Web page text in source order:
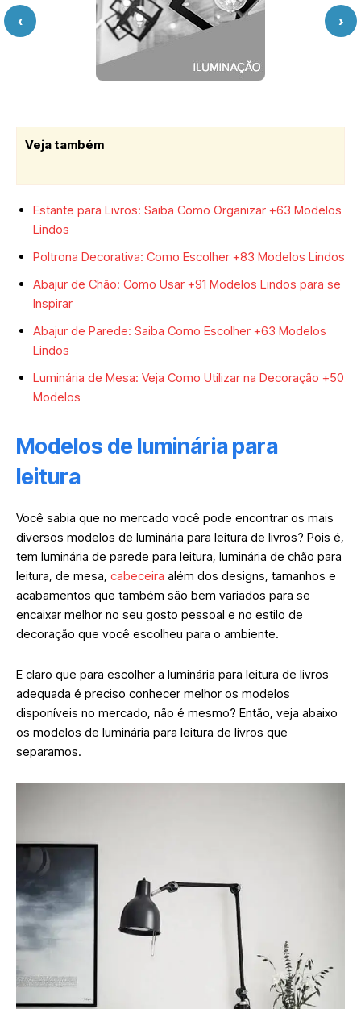
‹ ›
Veja também
Estante para Livros: Saiba Como Organizar +63 Modelos
Lindos
Poltrona Decorativa: Como Escolher +83 Modelos Lindos
Abajur de Chão: Como Usar +91 Modelos Lindos para se
Inspirar
Abajur de Parede: Saiba Como Escolher +63 Modelos
Lindos
Luminária de Mesa: Veja Como Utilizar na Decoração +50
Modelos
Modelos de luminária para
leitura
Você sabia que no mercado você pode encontrar os mais
diversos modelos de luminária para leitura de livros? Pois é,
tem luminária de parede para leitura, luminária de chão para
leitura, de mesa, cabeceira além dos designs, tamanhos e
acabamentos que também são bem variados para se
encaixar melhor no seu gosto pessoal e no estilo de
decoração que você escolheu para o ambiente.
E claro que para escolher a luminária para leitura de livros
adequada é preciso conhecer melhor os modelos
disponíveis no mercado, não é mesmo? Então, veja abaixo
os modelos de luminária para leitura de livros que
separamos.